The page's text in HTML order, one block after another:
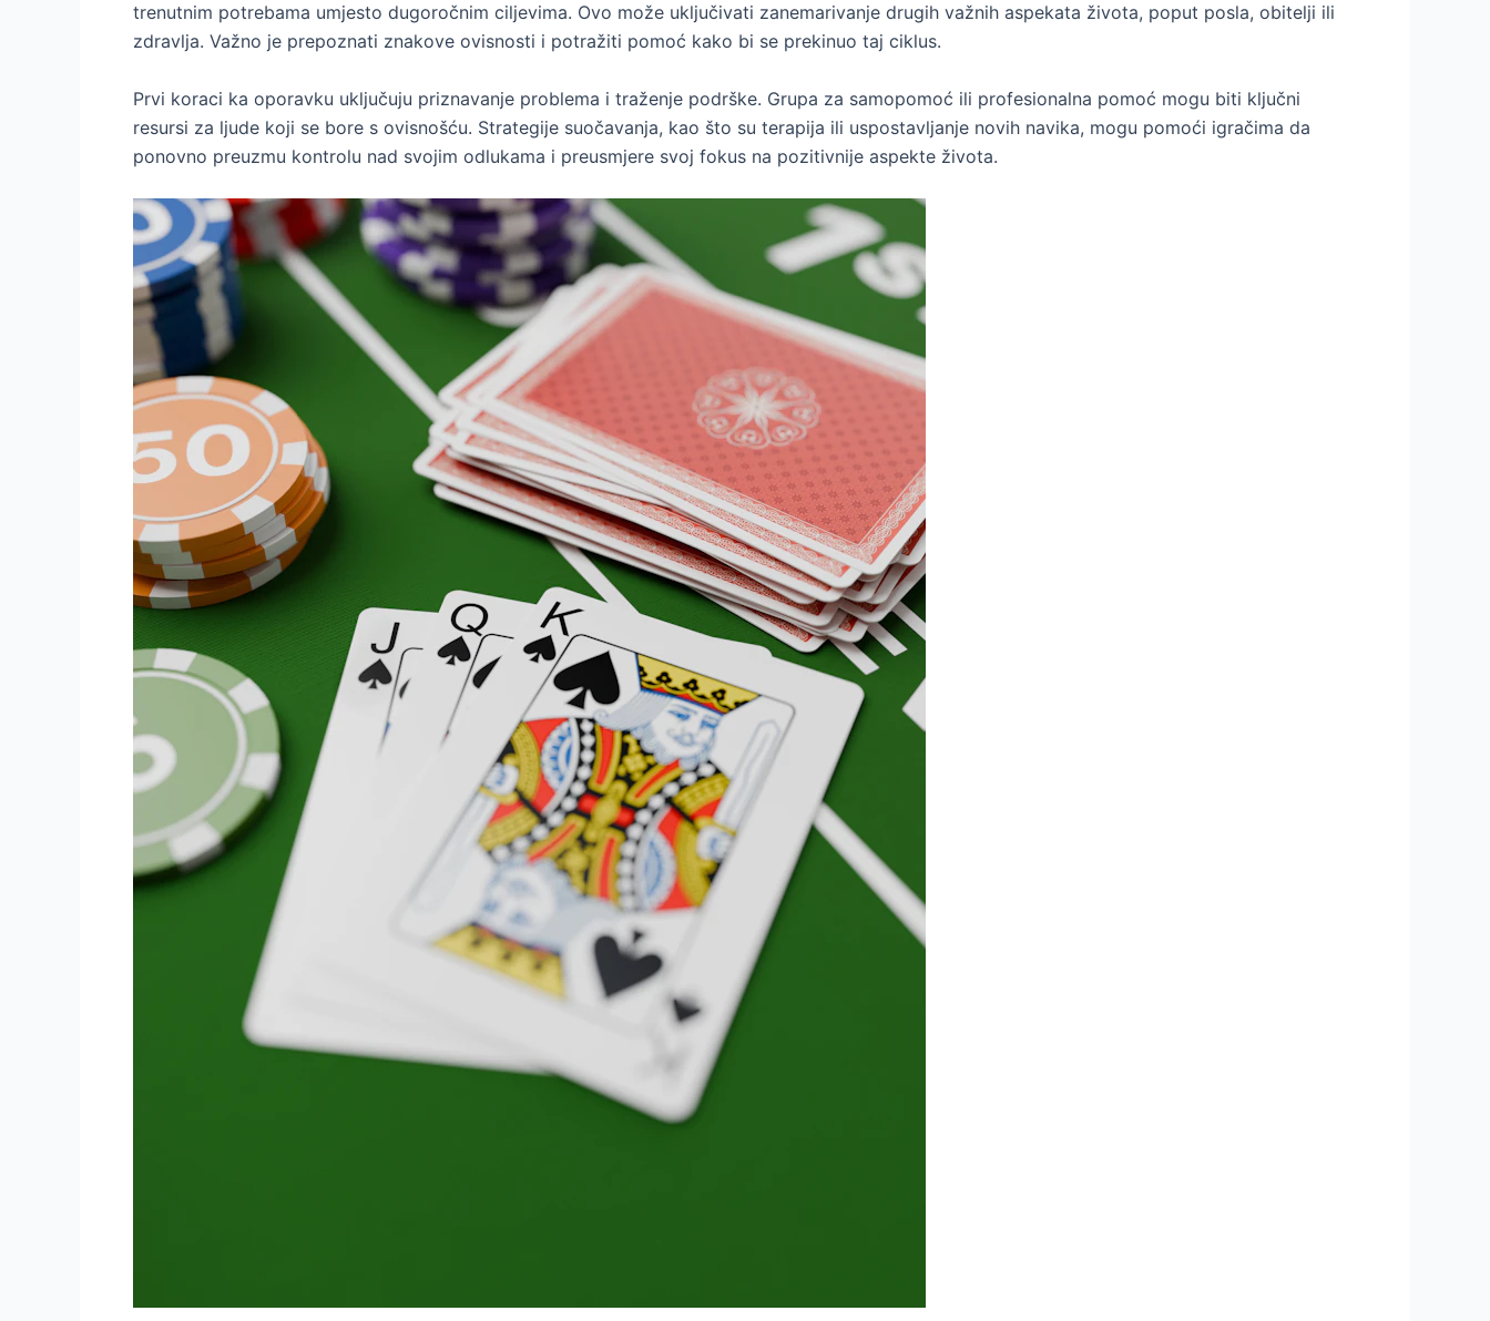
trenutnim potrebama umjesto dugoročnim ciljevima. Ovo može uključivati zanemarivanje drugih važnih aspekata života, poput posla, obitelji ili
zdravlja. Važno je prepoznati znakove ovisnosti i potražiti pomoć kako bi se prekinuo taj ciklus.
Prvi koraci ka oporavku uključuju priznavanje problema i traženje podrške. Grupa za samopomoć ili profesionalna pomoć mogu biti ključni
resursi za ljude koji se bore s ovisnošću. Strategije suočavanja, kao što su terapija ili uspostavljanje novih navika, mogu pomoći igračima da
ponovno preuzmu kontrolu nad svojim odlukama i preusmjere svoj fokus na pozitivnije aspekte života.